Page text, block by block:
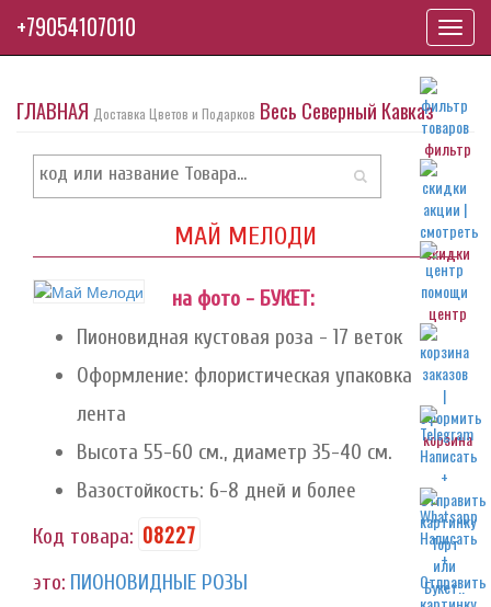
фильтр
скидки
центр
корзина
ГЛАВНАЯ Доставка Цветов и Подарков Весь Северный Кавказ
МАЙ МЕЛОДИ
на фото - БУКЕТ:
Пионовидная кустовая роза - 17 веток
Оформление: флористическая упаковка
лента
Высота 55-60 см., диаметр 35-40 см.
Вазостойкость: 6-8 дней и более
Код товара: 08227
это: ПИОНОВИДНЫЕ РОЗЫ
+79054107010